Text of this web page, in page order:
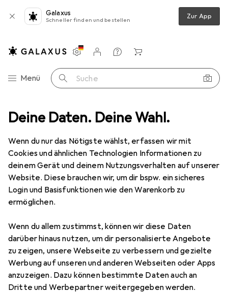
Deine Daten. Deine Wahl.
Wenn du nur das Nötigste wählst, erfassen wir mit
Cookies und ähnlichen Technologien Informationen zu
deinem Gerät und deinem Nutzungsverhalten auf unserer
Website. Diese brauchen wir, um dir bspw. ein sicheres
Login und Basisfunktionen wie den Warenkorb zu
ermöglichen.
Wenn du allem zustimmst, können wir diese Daten
darüber hinaus nutzen, um dir personalisierte Angebote
zu zeigen, unsere Webseite zu verbessern und gezielte
Werbung auf unseren und anderen Webseiten oder Apps
anzuzeigen. Dazu können bestimmte Daten auch an
Dritte und Werbepartner weitergegeben werden.
Galaxus
Schneller finden und bestellen Zur App
Navigation nach Kategorien
Menü Suche
Einstellungen
Kundenkonto
Vergleichslisten
Merklisten
Warenkorb
4in1 USB Ladekabel Produktbewertungen Erfüllt den Zweck
Audioraq4in1 USB Ladekabel
0.80 m, USB 2.0
Ladekabel
jzellweger
vor 6 Jahren
0
hat dieses Produkt gekauft